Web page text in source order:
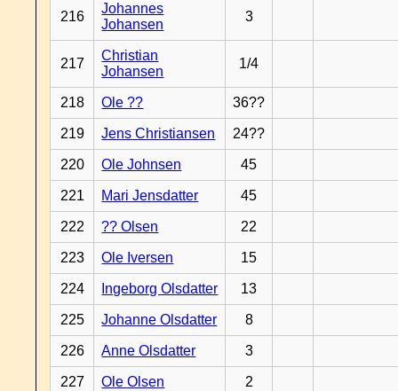
216
Johannes
Johansen
3
217
Christian
Johansen
1/4
218 Ole ?? 36??
219 Jens Christiansen 24??
220 Ole Johnsen 45
221 Mari Jensdatter 45
222 ?? Olsen 22
223 Ole Iversen 15
224 Ingeborg Olsdatter 13
225 Johanne Olsdatter 8
226 Anne Olsdatter 3
227 Ole Olsen 2